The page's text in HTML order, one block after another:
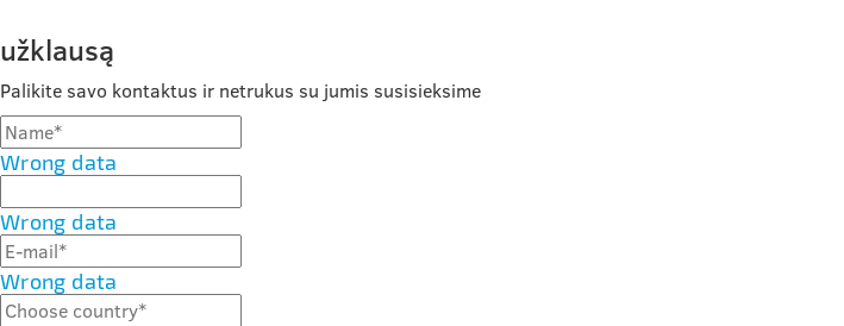
užklausą
Palikite savo kontaktus ir netrukus su jumis susisieksime
Wrong data
Wrong data
Wrong data